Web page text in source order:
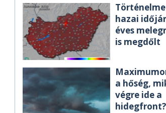
hazai
éves
is megdőlt
a hőség,
végre ide a
hidegfront?